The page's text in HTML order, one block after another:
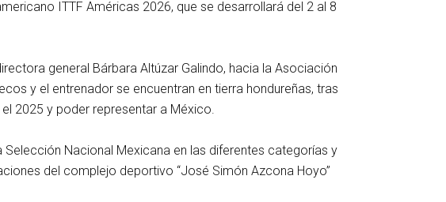
ITTF Américas 2026, que se desarrollará del 2 al 8
general Bárbara Altúzar Galindo, hacia la Asociación
y el entrenador se encuentran en tierra hondureñas, tras
2025 y poder representar a México.
Nacional Mexicana en las diferentes categorías y
del complejo deportivo “José Simón Azcona Hoyo”